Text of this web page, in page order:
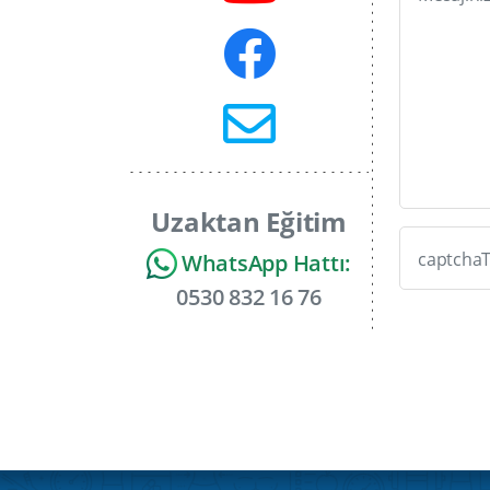
Uzaktan Eğitim
WhatsApp Hattı:
0530 832 16 76